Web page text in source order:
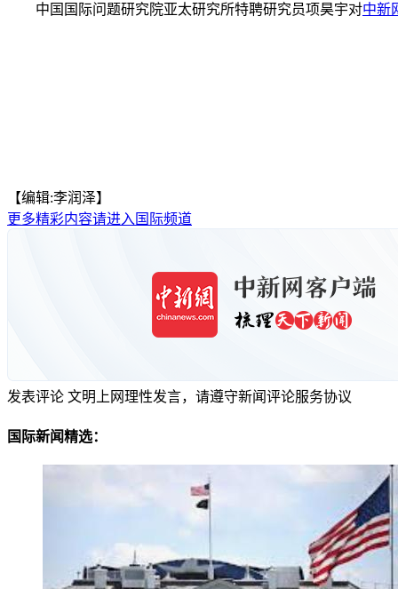
中国国际问题研究院亚太研究所特聘研究员项昊宇对中新
【编辑:李润泽】
更多精彩内容请进入国际频道
发表评论 文明上网理性发言，请遵守新闻评论服务协议
国际新闻精选：